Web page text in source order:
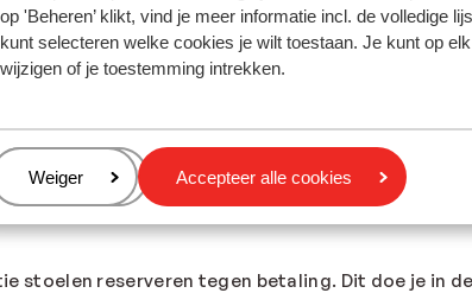
op 'Beheren’ klikt, vind je meer informatie incl. de volledige
kunt selecteren welke cookies je wilt toestaan. Je kunt op
wijzigen of je toestemming intrekken.
Beheren
Weiger Accepteer alle cookies
stoelen reserveren tegen betaling. Dit doe je in